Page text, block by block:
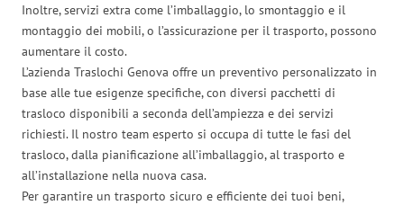
Inoltre, servizi extra come l’imballaggio, lo smontaggio e il
montaggio dei mobili, o l’assicurazione per il trasporto, possono
aumentare il costo.
L’azienda Traslochi Genova offre un preventivo personalizzato in
base alle tue esigenze specifiche, con diversi pacchetti di
trasloco disponibili a seconda dell’ampiezza e dei servizi
richiesti. Il nostro team esperto si occupa di tutte le fasi del
trasloco, dalla pianificazione all’imballaggio, al trasporto e
all’installazione nella nuova casa.
Per garantire un trasporto sicuro e efficiente dei tuoi beni,